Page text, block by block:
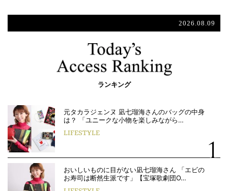
2026.08.09
ランキング
元タカラジェンヌ 凪七瑠海さんのバッグの中身
は？ 「ユニークな小物を楽しみながら…
LIFESTYLE
おいしいものに目がない凪七瑠海さん 「エビの
お寿司は断然生派です」【宝塚歌劇団O…